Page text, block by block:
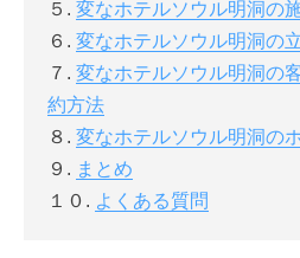
５. 変なホテルソウル明洞の
６. 変なホテルソウル明洞の
７. 変なホテルソウル明洞の
約方法
８. 変なホテルソウル明洞の
９. まとめ
１０. よくある質問